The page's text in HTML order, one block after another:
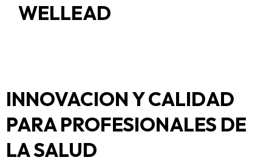
WELLEAD
INNOVACION Y CALIDAD
PARA PROFESIONALES DE
LA SALUD